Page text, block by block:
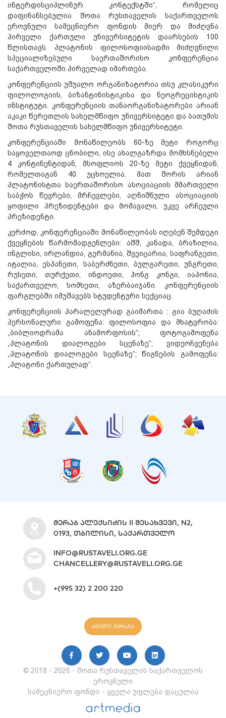
ინტერდისციპლინურ კონტექსტში“, რომელიც
დაფინანსებულია შოთა რუსთაველის საქართველოს
ეროვნული სამეცნიერო ფონდის მიერ და მიძღვნა
პირველი ქართული უნივერსიტეტის დაარსების 100
წლისთავს. პლატონის ფილოსოფიისადმი მიძღვნილი
სპეციალიზებული საერთაშორისო კონფერენცია
საქართველოში პირველად იმართება.
კონფერენციის უშუალო ორგანიზატორია თსუ კლასიკური
ფილოლოგიის, ბიზანტინისტიკისა და ნეოგრეცისტიკის
ინსტიტუტი. კონფერენციის თანაორგანიზატორები არიან
აკაკი წერეთლის სახელმწიფო უნივერსიტეტი და ბათუმის
შოთა რუსთაველის სახელმწიფო უნივერსიტეტი.
კონფერენციაში მონაწილეობს 60-ზე მეტი როგორც
საყოველთაოდ ცნობილი, ისე ახალგაზრდა მომხსნებელი
4 კონტინენტიდან, მსოფლიოს 20-ზე მეტი ქვეყნიდან,
რომელთაგან 40 უცხოელია. მათ შორის არიან
პლატონისტთა საერთაშორისო ასოციაციის მმართველი
საბჭოს წევრები, მრჩევლები, აღნიშნული ასოციაციის
ყოფილი პრეზიდენტები და მომავალი, უკვე არჩეული
პრეზიდენტი.
კერძოდ, კონფერენციაში მონაწილეობას იღებენ შემდეგი
ქვეყნების წარმომადგენლები: აშშ, კანადა, ბრაზილია,
ინგლისი, ირლანდია, გერმანია, შვეიცარია, საფრანგეთი,
იტალია, ესპანეთი, საბერძნეთი, ბულგარეთი, უნგრეთი,
რუსეთი, თურქეთი, ინდოეთი, ჰონგ კონგი, იაპონია,
საქართველო, სომხეთი, აზერბაიჯანი. კონფერენციის
ფარგლებში იმუშავებს სტუდენტური სექციაც.
კონფერენციის პარალელურად გაიმართა : გია ბუღაძის
პერსონალური გამოფენა: ფილოსოფია და მხატვრობა:
„ბიბლიოდრამა ანამორფოსის“; ფოტოგამოფენა
„პლატონის დიალოგები სცენაზე“; ვიდეოჩვენება
„პლატონის დიალოგები სცენაზე“; წიგნების გამოფენა:
„პლატონი ქართულად“.
© 2018 - 2026 - შოთა რუსთაველის საქართველოს
ეროვნული
სამეცნიერო ფონდი - ყველა უფლება დაცულია
ᲛᲔᲠᲐᲑ ᲐᲚᲔᲥᲡᲘᲫᲘᲡ II ᲨᲔᲡᲐᲮᲕᲔᲕᲘ, N2,
0193, ᲗᲑᲘᲚᲘᲡᲘ, ᲡᲐᲥᲐᲠᲗᲕᲔᲚᲝ
INFO@RUSTAVELI.ORG.GE
CHANCELLERY@RUSTAVELI.ORG.GE
+(995 32) 2 200 220
ძველი ვერსია